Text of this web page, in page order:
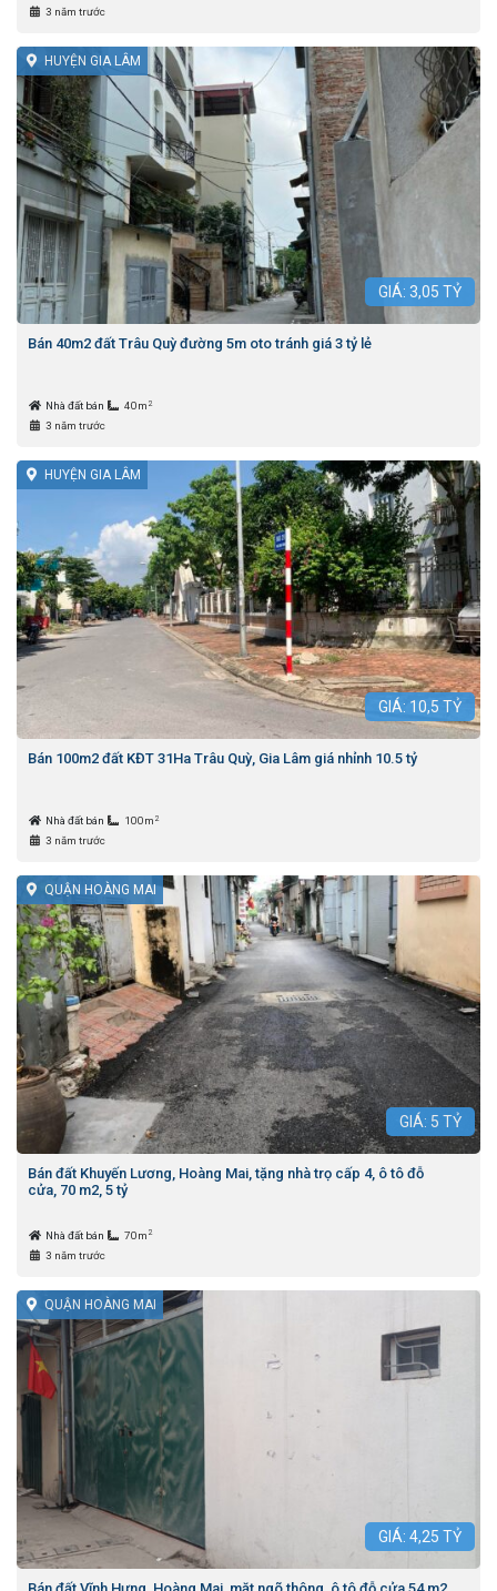
3 năm trước
HUYỆN GIA LÂM
GIÁ: 3,05 TỶ
Bán 40m2 đất Trâu Quỳ đường 5m oto tránh giá 3 tỷ lẻ
Nhà đất bán 40m 2
3 năm trước
HUYỆN GIA LÂM
GIÁ: 10,5 TỶ
Bán 100m2 đất KĐT 31Ha Trâu Quỳ, Gia Lâm giá nhỉnh 10.5 tỷ
Nhà đất bán 100m 2
3 năm trước
QUẬN HOÀNG MAI
GIÁ: 5 TỶ
Bán đất Khuyến Lương, Hoàng Mai, tặng nhà trọ cấp 4, ô tô đỗ
cửa, 70 m2, 5 tỷ
Nhà đất bán 70m 2
3 năm trước
QUẬN HOÀNG MAI
GIÁ: 4,25 TỶ